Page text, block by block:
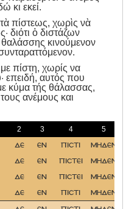
κι εκεί.
πίστεως, χωρὶς νὰ
διότι ὁ διστάζων
θαλάσσης κινούμενον
πίστη, χωρίς να
επειδή, αυτός που
με κύμα τής θάλασσας,
ανέμους και
2 3 4 5
δε εν πιστι μηδεν
δε εν πιστει μηδεν
δε εν πιστει μηδεν
δε εν πιστι μηδεν